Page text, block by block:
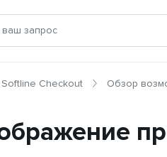
Softline Checkout Обзор